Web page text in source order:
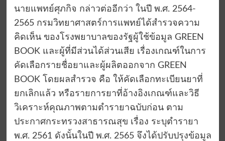
นายแพทย์ศุภกิจ กล่าวต่ออีกว่า ในปี พ.ศ. 2564-
2565 กรมวิทยาศาสตร์การแพทย์ได้สำรวจความ
คิดเห็น ของโรงพยาบาลของรัฐผู้ใช้ข้อมูล GREEN
BOOK และผู้ที่มีส่วนได้ส่วนเสีย เรื่องเกณฑ์ในการ
คัดเลือกรายชื่อยาและผู้ผลิตออกจาก GREEN
BOOK โดยผลสำรวจ คือ ให้คัดเลือกทะเบียนยาที่
ยกเลิกแล้ว หรือรายการยาที่อ้างอิงเกณฑ์และวิธี
วิเคราะห์คุณภาพตามตำรายาฉบับก่อน ตาม
ประกาศกระทรวงสาธารณสุข เรื่อง ระบุตำรายา
พ.ศ. 2561 ดังนั้นในปี พ.ศ. 2565 จึงได้ปรับปรุงข้อมูล